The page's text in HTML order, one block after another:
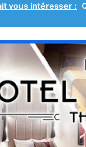
vous intéresser :